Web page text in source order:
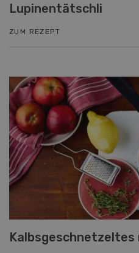
Lupinentätschli
ZUM REZEPT